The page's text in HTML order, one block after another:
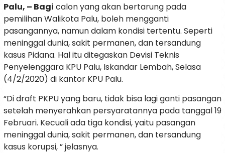
Palu, – Bagi calon yang akan bertarung pada
pemilihan Walikota Palu, boleh mengganti
pasangannya, namun dalam kondisi tertentu. Seperti
meninggal dunia, sakit permanen, dan tersandung
kasus Pidana. Hal itu ditegaskan Devisi Teknis
Penyelenggara KPU Palu, Iskandar Lembah, Selasa
(4/2/2020) di kantor KPU Palu.
“Di draft PKPU yang baru, tidak bisa lagi ganti pasangan
setelah menyerahkan persyaratannya pada tanggal 19
Februari. Kecuali ada tiga kondisi, yaitu pasangan
meninggal dunia, sakit permanen, dan tersandung
kasus korupsi, ” jelasnya.